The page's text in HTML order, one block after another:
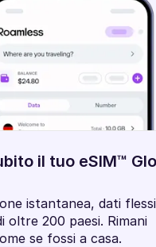
il tuo eSIM™
istantanea, dati
oltre 200 paesi. Rimani
se fossi a casa.